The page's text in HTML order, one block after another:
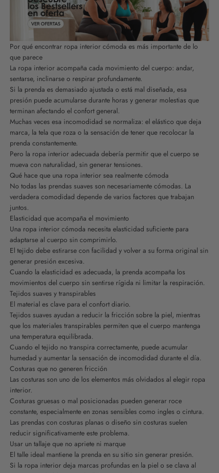
Por qué encontrar ropa interior cómoda es más importante de lo
que parece
La ropa interior acompaña cada movimiento del cuerpo: andar,
sentarse, inclinarse o respirar profundamente.
Si la prenda es demasiado ajustada o está mal diseñada, esa
presión puede acumularse durante horas y generar molestias que
terminan afectando el confort general.
Muchas veces esa incomodidad se normaliza: el elástico que deja
marca, la tela que roza o la sensación de tener que recolocar la
prenda constantemente.
Pero la ropa interior adecuada debería permitir que el cuerpo se
mueva con naturalidad, sin generar tensiones.
Qué hace que una ropa interior sea realmente cómoda
No todas las prendas suaves son necesariamente cómodas. La
verdadera comodidad depende de varios factores que trabajan
juntos.
Elasticidad que acompaña el movimiento
Una ropa interior cómoda necesita elasticidad suficiente para
adaptarse al cuerpo sin comprimirlo.
El tejido debe estirarse con facilidad y volver a su forma original sin
generar presión excesiva.
Cuando la elasticidad es adecuada, la prenda acompaña los
movimientos del cuerpo sin sentirse rígida ni limitar la respiración.
Tejidos suaves y transpirables
El material es clave para el confort diario.
Tejidos suaves ayudan a reducir la fricción sobre la piel, mientras
que los materiales transpirables permiten que el cuerpo mantenga
una temperatura equilibrada.
Cuando el tejido no transpira correctamente, puede acumular
humedad y aumentar la sensación de incomodidad durante el día.
Costuras que no generen fricción
Las costuras son uno de los elementos más olvidados al elegir ropa
interior.
Costuras gruesas o mal posicionadas pueden generar roce
constante, especialmente en zonas sensibles como ingles o cintura.
Las prendas con costuras planas o diseño sin costuras suelen
reducir significativamente este problema.
Usar un tallaje que no apriete ni marque
El talle ideal mantiene la prenda en su sitio sin generar presión.
Si la ropa interior deja marcas profundas en la piel o se clava al